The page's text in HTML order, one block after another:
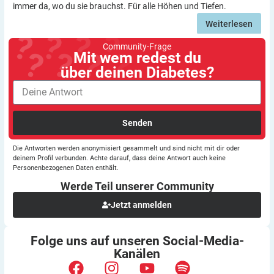
immer da, wo du sie brauchst. Für alle Höhen und Tiefen.
Weiterlesen
Community-Frage
Mit wem redest du
über deinen Diabetes?
Senden
Die Antworten werden anonymisiert gesammelt und sind nicht mit dir oder
deinem Profil verbunden. Achte darauf, dass deine Antwort auch keine
Personenbezogenen Daten enthält.
Werde Teil unserer Community
Jetzt anmelden
Folge uns auf unseren Social-Media-
Kanälen